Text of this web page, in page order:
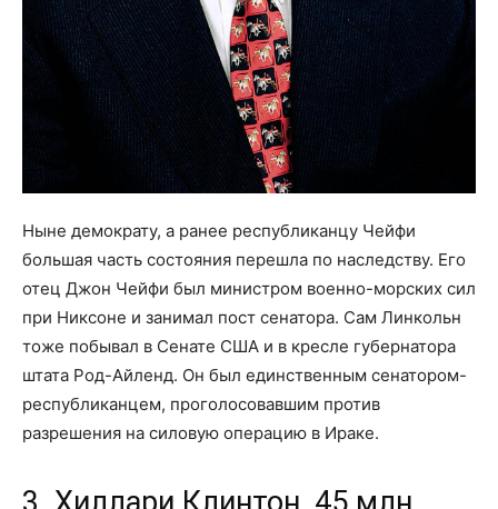
Ныне демократу, а ранее республиканцу Чейфи
большая часть состояния перешла по наследству. Его
отец Джон Чейфи был министром военно-морских сил
при Никсоне и занимал пост сенатора. Сам Линкольн
тоже побывал в Сенате США и в кресле губернатора
штата Род-Айленд. Он был единственным сенатором-
республиканцем, проголосовавшим против
разрешения на силовую операцию в Ираке.